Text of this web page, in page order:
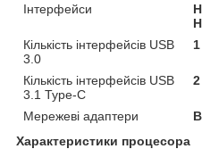
Інтерфейси
Кількість інтерфейсів USB
3.0
1
Кількість інтерфейсів USB
3.1 Type-C
2
Мережеві адаптери
Характеристики процесора